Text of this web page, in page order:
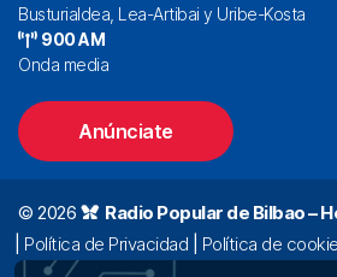
Busturialdea, Lea-Artibai y Uribe-Kosta
900 AM
Onda media
Anúnciate
© 2026 Radio Popular de Bilbao –
Política de Privacidad Política de